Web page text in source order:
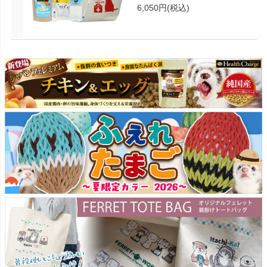
6,050円(税込)